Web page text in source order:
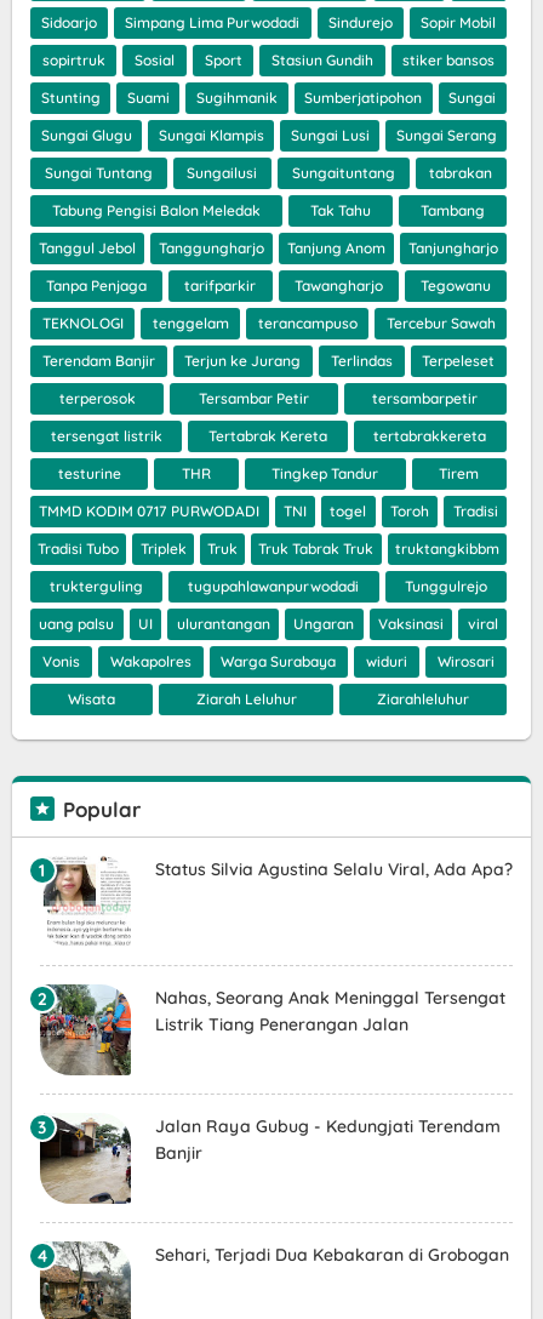
Sidoarjo Simpang Lima Purwodadi Sindurejo Sopir Mobil
sopirtruk Sosial Sport Stasiun Gundih stiker bansos
Stunting Suami Sugihmanik Sumberjatipohon Sungai
Sungai Glugu Sungai Klampis Sungai Lusi Sungai Serang
Sungai Tuntang Sungailusi Sungaituntang tabrakan
Tabung Pengisi Balon Meledak Tak Tahu Tambang
Tanggul Jebol Tanggungharjo Tanjung Anom Tanjungharjo
Tanpa Penjaga tarifparkir Tawangharjo Tegowanu
TEKNOLOGI tenggelam terancampuso Tercebur Sawah
Terendam Banjir Terjun ke Jurang Terlindas Terpeleset
terperosok Tersambar Petir tersambarpetir
tersengat listrik Tertabrak Kereta tertabrakkereta
testurine THR Tingkep Tandur Tirem
TMMD KODIM 0717 PURWODADI TNI togel Toroh Tradisi
Tradisi Tubo Triplek Truk Truk Tabrak Truk truktangkibbm
trukterguling tugupahlawanpurwodadi Tunggulrejo
uang palsu UI ulurantangan Ungaran Vaksinasi viral
Vonis Wakapolres Warga Surabaya widuri Wirosari
Wisata Ziarah Leluhur Ziarahleluhur
Popular
Status Silvia Agustina Selalu Viral, Ada Apa?
Nahas, Seorang Anak Meninggal Tersengat
Listrik Tiang Penerangan Jalan
Jalan Raya Gubug - Kedungjati Terendam
Banjir
Sehari, Terjadi Dua Kebakaran di Grobogan